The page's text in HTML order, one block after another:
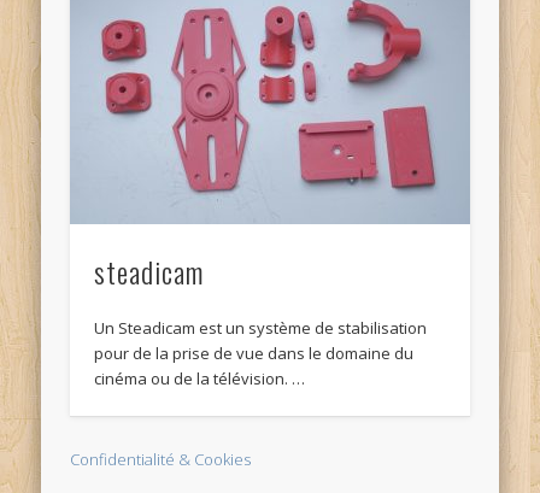
steadicam
Un Steadicam est un système de stabilisation
pour de la prise de vue dans le domaine du
cinéma ou de la télévision. …
Confidentialité & Cookies